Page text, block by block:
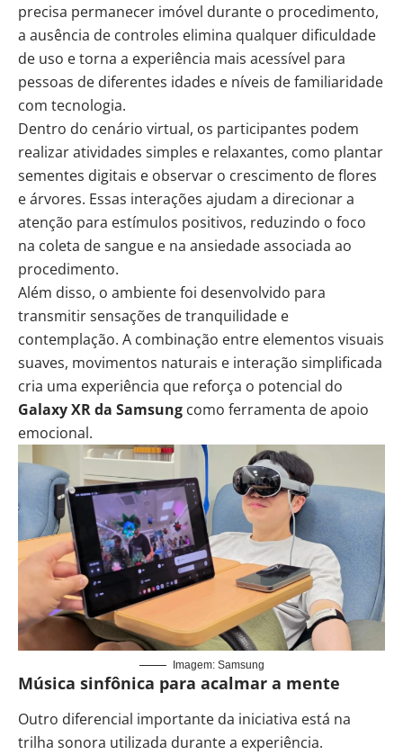
precisa permanecer imóvel durante o procedimento,
a ausência de controles elimina qualquer dificuldade
de uso e torna a experiência mais acessível para
pessoas de diferentes idades e níveis de familiaridade
com tecnologia.
Dentro do cenário virtual, os participantes podem
realizar atividades simples e relaxantes, como plantar
sementes digitais e observar o crescimento de flores
e árvores. Essas interações ajudam a direcionar a
atenção para estímulos positivos, reduzindo o foco
na coleta de sangue e na ansiedade associada ao
procedimento.
Além disso, o ambiente foi desenvolvido para
transmitir sensações de tranquilidade e
contemplação. A combinação entre elementos visuais
suaves, movimentos naturais e interação simplificada
cria uma experiência que reforça o potencial do
Galaxy XR da Samsung como ferramenta de apoio
emocional.
Imagem: Samsung
Música sinfônica para acalmar a mente
Outro diferencial importante da iniciativa está na
trilha sonora utilizada durante a experiência.